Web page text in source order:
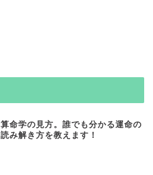
算命学の見方。誰でも分かる運命の
読み解き方を教えます！